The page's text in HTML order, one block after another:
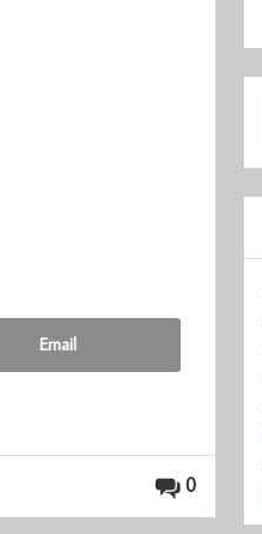
Email
0